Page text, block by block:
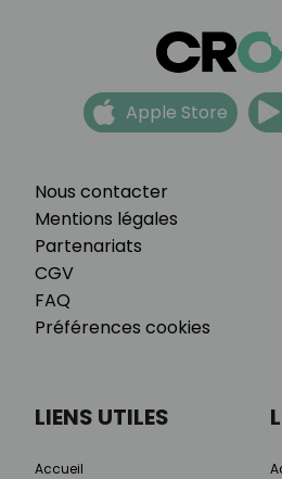
Nous contacter
Mentions légales
Partenariats
CGV
FAQ
Préférences cookies
Apple Store
LIENS UTILES
Accueil